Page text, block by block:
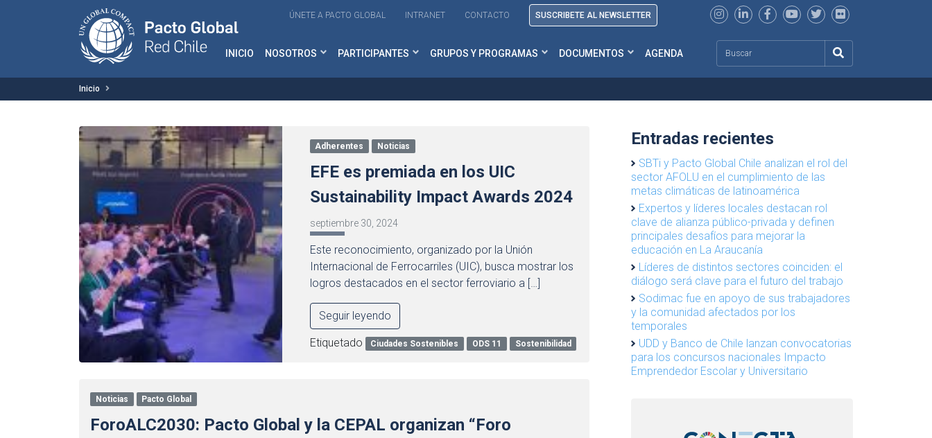
ÚNETE A PACTO GLOBAL INTRANET CONTACTO SUSCRIBETE AL NEWSLETTER
INICIO NOSOTROS PARTICIPANTES GRUPOS Y PROGRAMAS DOCUMENTOS AGENDA
Inicio
Adherentes Noticias
EFE es premiada en los UIC
Sustainability Impact Awards 2024
septiembre 30, 2024
Este reconocimiento, organizado por la Unión
Internacional de Ferrocarriles (UIC), busca mostrar los
logros destacados en el sector ferroviario a […]
Seguir leyendo
Etiquetado Ciudades Sostenibles ODS 11 Sostenibilidad
Noticias Pacto Global
ForoALC2030: Pacto Global y la CEPAL organizan “Foro
Entradas recientes
SBTi y Pacto Global Chile analizan el rol del
sector AFOLU en el cumplimiento de las
metas climáticas de latinoamérica
Expertos y líderes locales destacan rol
clave de alianza público-privada y definen
principales desafíos para mejorar la
educación en La Araucanía
Líderes de distintos sectores coinciden: el
diálogo será clave para el futuro del trabajo
Sodimac fue en apoyo de sus trabajadores
y la comunidad afectados por los
temporales
UDD y Banco de Chile lanzan convocatorias
para los concursos nacionales Impacto
Emprendedor Escolar y Universitario